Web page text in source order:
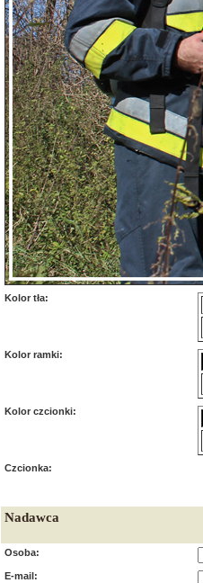
Kolor tła:
Kolor ramki:
Kolor czcionki:
Czcionka:
Nadawca
Osoba:
E-mail: